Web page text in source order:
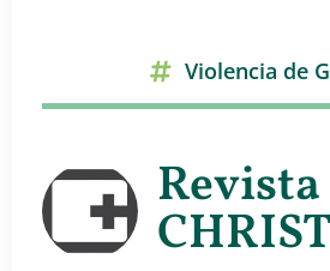
Violencia de
Revista